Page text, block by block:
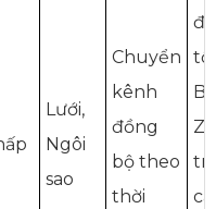
Lưới,
Ngôi
sao
Chuyển
kênh
đồng
bộ theo
thời